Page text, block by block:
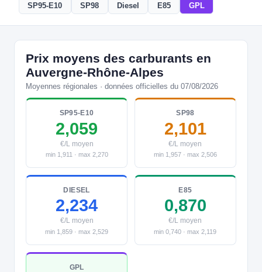
SP95-E10 SP98 Diesel E85 GPL
Prix moyens des carburants en
Auvergne-Rhône-Alpes
Moyennes régionales · données officielles du 07/08/2026
SP95-E10
2,059
€/L moyen
min 1,911 · max 2,270
SP98
2,101
€/L moyen
min 1,957 · max 2,506
DIESEL
2,234
€/L moyen
min 1,859 · max 2,529
E85
0,870
€/L moyen
min 0,740 · max 2,119
GPL